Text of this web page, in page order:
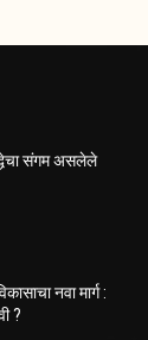
संगम असलेले
नवा मार्ग :
?